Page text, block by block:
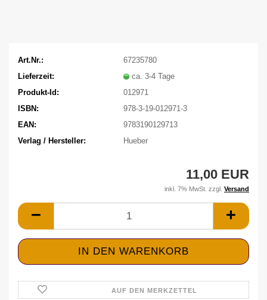
Art.Nr.:
67235780
Lieferzeit:
ca. 3-4 Tage
Produkt-Id:
012971
ISBN:
978-3-19-012971-3
EAN:
9783190129713
Verlag / Hersteller:
Hueber
11,00 EUR
inkl. 7% MwSt. zzgl. Versand
AUF DEN MERKZETTEL